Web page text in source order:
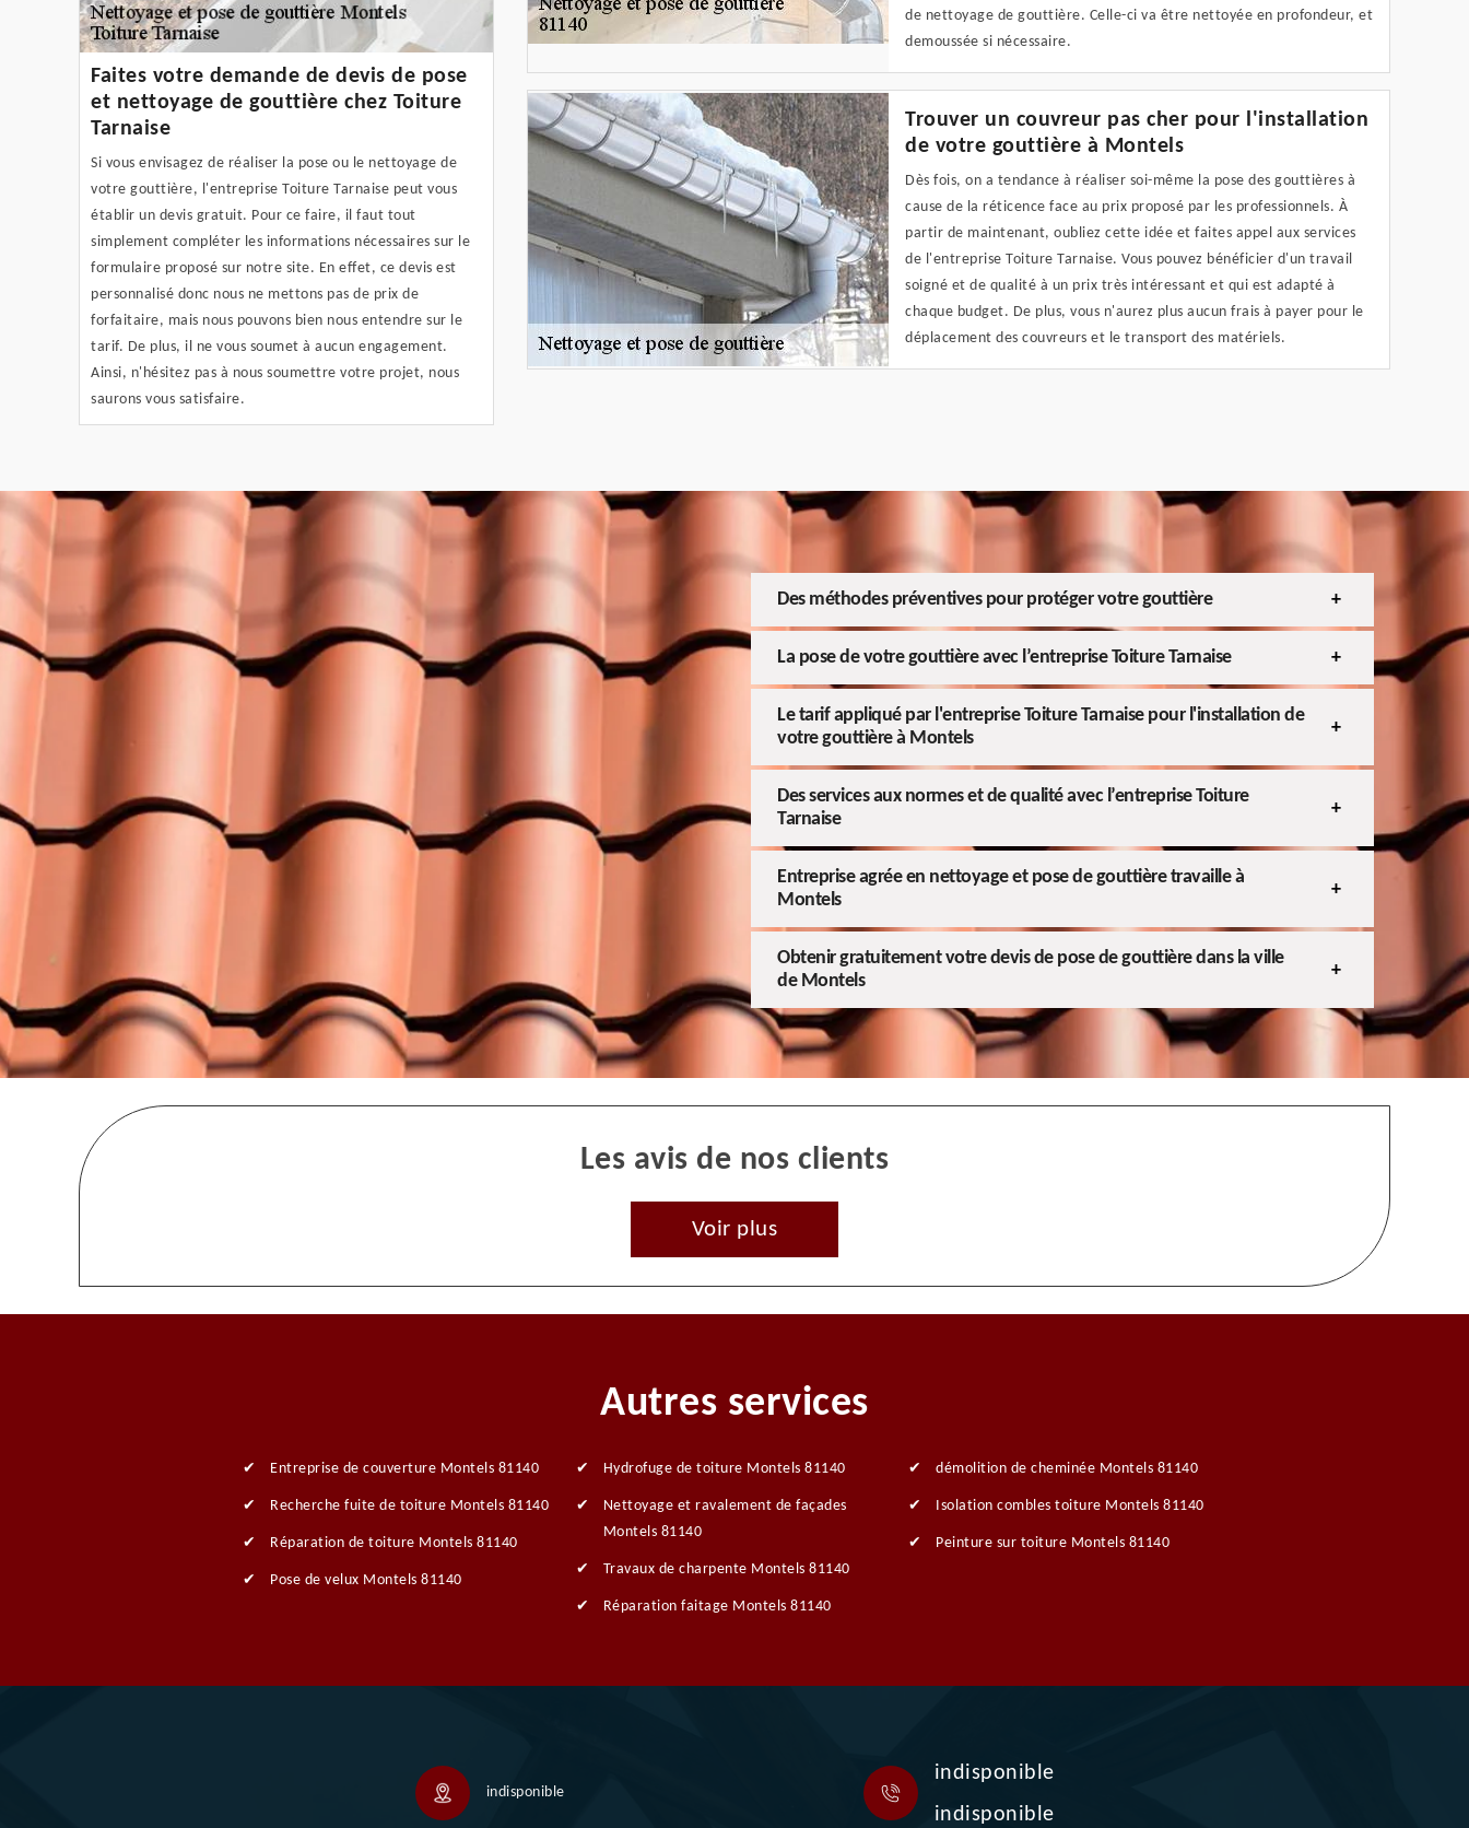
Faites votre demande de devis de pose
et nettoyage de gouttière chez Toiture
Tarnaise
Si vous envisagez de réaliser la pose ou le nettoyage de
votre gouttière, l'entreprise Toiture Tarnaise peut vous
établir un devis gratuit. Pour ce faire, il faut tout
simplement compléter les informations nécessaires sur le
formulaire proposé sur notre site. En effet, ce devis est
personnalisé donc nous ne mettons pas de prix de
forfaitaire, mais nous pouvons bien nous entendre sur le
tarif. De plus, il ne vous soumet à aucun engagement.
Ainsi, n'hésitez pas à nous soumettre votre projet, nous
saurons vous satisfaire.
de nettoyage de gouttière. Celle-ci va être nettoyée en profondeur, et
demoussée si nécessaire.
Trouver un couvreur pas cher pour l'installation
de votre gouttière à Montels
Dès fois, on a tendance à réaliser soi-même la pose des gouttières à
cause de la réticence face au prix proposé par les professionnels. À
partir de maintenant, oubliez cette idée et faites appel aux services
de l'entreprise Toiture Tarnaise. Vous pouvez bénéficier d'un travail
soigné et de qualité à un prix très intéressant et qui est adapté à
chaque budget. De plus, vous n'aurez plus aucun frais à payer pour le
déplacement des couvreurs et le transport des matériels.
Des méthodes préventives pour protéger votre gouttière
La pose de votre gouttière avec l’entreprise Toiture Tarnaise
Le tarif appliqué par l'entreprise Toiture Tarnaise pour l'installation de
votre gouttière à Montels
Des services aux normes et de qualité avec l’entreprise Toiture
Tarnaise
Entreprise agrée en nettoyage et pose de gouttière travaille à
Montels
Obtenir gratuitement votre devis de pose de gouttière dans la ville
de Montels
Les avis de nos clients
Voir plus
Autres services
Entreprise de couverture Montels 81140
Recherche fuite de toiture Montels 81140
Réparation de toiture Montels 81140
Pose de velux Montels 81140
Hydrofuge de toiture Montels 81140
Nettoyage et ravalement de façades
Montels 81140
Travaux de charpente Montels 81140
Réparation faitage Montels 81140
démolition de cheminée Montels 81140
Isolation combles toiture Montels 81140
Peinture sur toiture Montels 81140
indisponible
indisponible
indisponible